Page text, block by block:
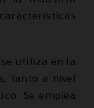
utiliza en la
tanto a nivel
Se emplea